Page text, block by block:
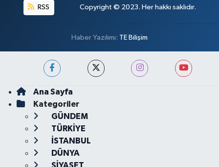
RSS Copyright © 2023. Her hakkı saklıdır.
Haber Yazılımı: TE Bilişim
Ana Sayfa
Kategoriler
GÜNDEM
TÜRKİYE
İSTANBUL
DÜNYA
SİYASET